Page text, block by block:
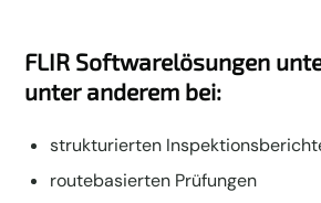
FLIR Softwarelösungen
unter anderem bei:
strukturierten
routebasierten Prüfungen